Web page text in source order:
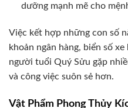
dưỡng mạnh mẽ cho
Việc kết hợp những con số
khoản ngân hàng, biển số
người tuổi Quý Sửu gặp
và công việc suôn sẻ hơn.
Vật Phẩm Phong Thủy